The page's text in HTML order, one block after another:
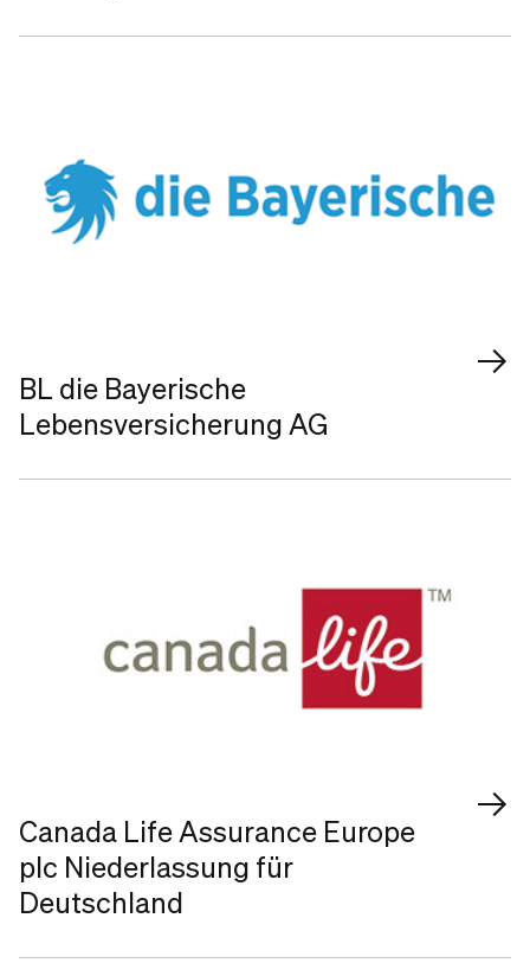
BL die Bayerische
Lebensversicherung AG
Canada Life Assurance Europe
plc Niederlassung für
Deutschland